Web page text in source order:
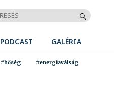
PODCAST GALÉRIA
#hőség #energiaválság